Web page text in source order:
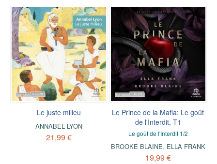
Le juste milieu
ANNABEL LYON
21,99 €
Le Prince de la Mafia: Le goût
de l'Interdit, T1
Le goût de l'Interdit 1/2
BROOKE BLAINE, ELLA FRANK
19,99 €